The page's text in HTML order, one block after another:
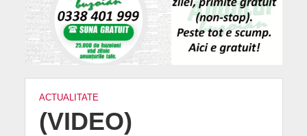
ACTUALITATE
(VIDEO)